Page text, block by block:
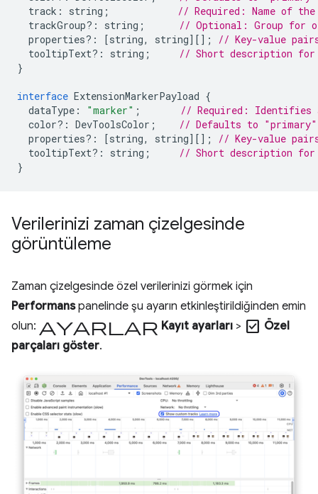
track : string ;
// Required: Name of
trackGroup?: string ;
// Optional: Group for
properties?: [string, string][];
// Key-value
tooltipText?: string ;
// Short description
}
interface ExtensionMarkerPayload {
dataType : "marker" ;
// Required: Identifies
color?: DevToolsColor ;
// Defaults to "primary"
properties?: [string, string][];
// Key-value
tooltipText?: string ;
// Short description
}
Verilerinizi zaman çizelgesinde
görüntüleme
Zaman çizelgesinde özel verilerinizi görmek için
Performanspanelinde şu ayarın etkinleştirildiğinden emin
olun: ayarlar Kayıt ayarları > check_box Özel
parçaları göster.